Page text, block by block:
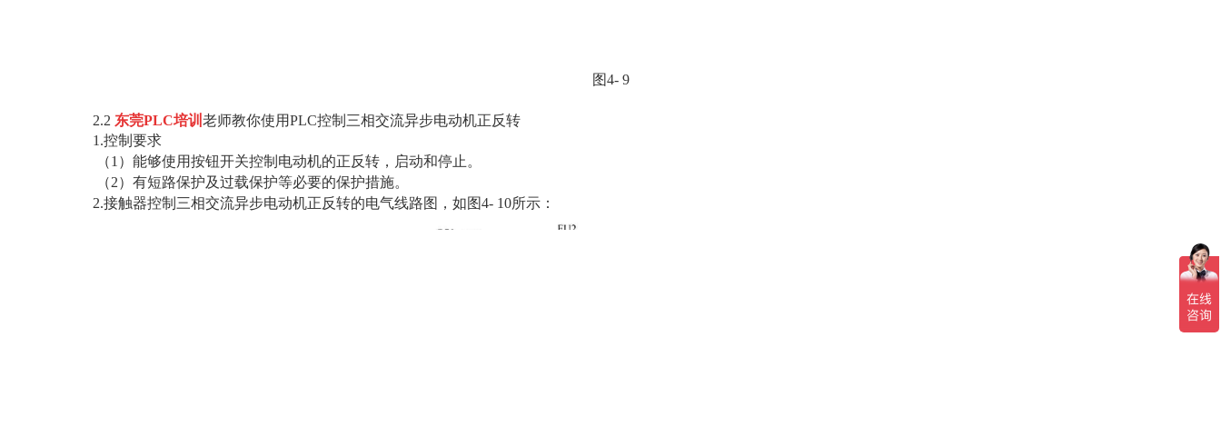
图4- 9
2.2 东莞PLC培训 老师教你使用PLC控制三相交流异步电动机正反转
1.控制要求
（1）能够使用按钮开关控制电动机的正反转，启动和停止。
（2）有短路保护及过载保护等必要的保护措施。
2.接触器控制三相交流异步电动机正反转的电气线路图，如图4- 10所示：